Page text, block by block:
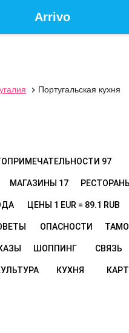
Arrivo
 Португальская кухня
97
МАГАЗИНЫ 17 РЕСТОРАНЫ
ЦЕНЫ 1 EUR = 89.1 RUB
ОПАСНОСТИ
ШОППИНГ СВЯЗЬ
КУХНЯ